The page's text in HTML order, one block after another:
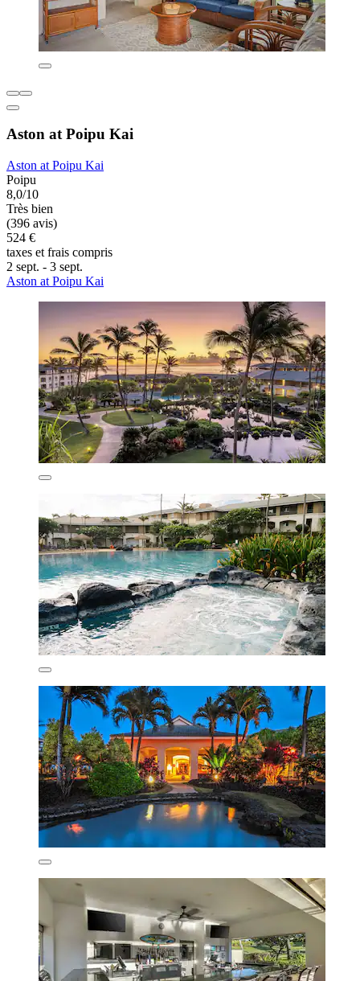
Aston at Poipu Kai
Aston at Poipu Kai
Poipu
8,0/10
Très bien
(396 avis)
524 €
taxes et frais compris
2 sept. - 3 sept.
Aston at Poipu Kai